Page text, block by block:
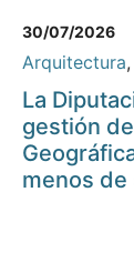
30/07/2026
Arquitectura,
La
gestión
menos